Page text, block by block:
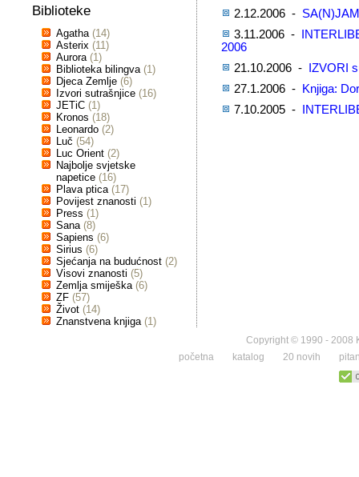
Biblioteke
Agatha (14)
Asterix (11)
Aurora (1)
Biblioteka bilingva (1)
Djeca Zemlje (6)
Izvori sutrašnjice (16)
JETiC (1)
Kronos (18)
Leonardo (2)
Luč (54)
Luc Orient (2)
Najbolje svjetske
napetice (16)
Plava ptica (17)
Povijest znanosti (1)
Press (1)
Sana (8)
Sapiens (6)
Sirius (6)
Sjećanja na budućnost (2)
Visovi znanosti (5)
Zemlja smiješka (6)
ZF (57)
Život (14)
Znanstvena knjiga (1)
2.12.2006 -
3.11.2006 -
2006
21.10.2006 -
IZVORI
27.1.2006 -
Knjiga:
7.10.2005 -
Copyright © 1990 - 2008
početna
katalog 20 novih